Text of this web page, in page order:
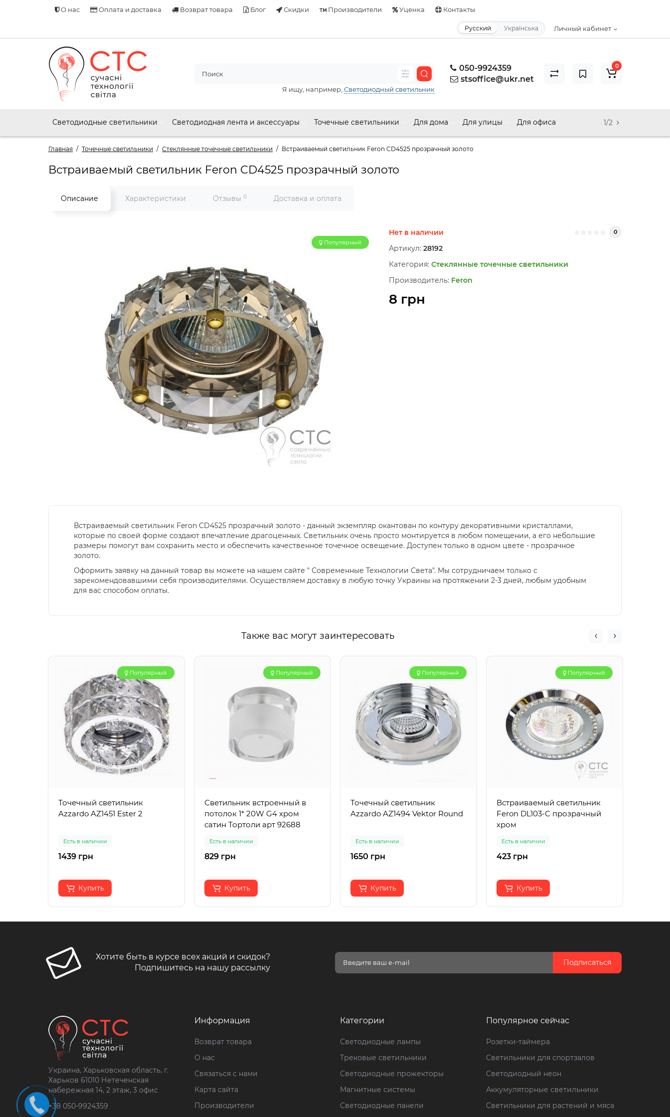
О нас Оплата и доставка Возврат товара Блог Скидки Производители Уценка Контакты
Личный кабинет
Русский Українська
050-9924359
stsoffice@ukr.net
Я ищу, например, Светодиодный светильник
0
Светодиодные светильники Светодиодная лента и аксессуары Точечные светильники Для дома Для улицы Для офиса 1/2
Главная Точечные светильники Стеклянные точечные светильники Встраиваемый светильник Feron CD4525 прозрачный золото
Встраиваемый светильник Feron CD4525 прозрачный золото
Описание Характеристики Отзывы 0 Доставка и оплата
Популярный
Нет в наличии 0
Артикул: 28192
Категория: Стеклянные точечные светильники
Производитель: Feron
8 грн
Встраиваемый светильник Feron CD4525 прозрачный золото - данный экземпляр окантован по контуру декоративными кристаллами,
которые по своей форме создают впечатление драгоценных. Светильник очень просто монтируется в любом помещении, а его небольшие
размеры помогут вам сохранить место и обеспечить качественное точечное освещение. Доступен только в одном цвете - прозрачное
золото.
Оформить заявку на данный товар вы можете на нашем сайте " Современные Технологии Света". Мы сотрудничаем только с
зарекомендовавшими себя производителями. Осуществляем доставку в любую точку Украины на протяжении 2-3 дней, любым удобным
для вас способом оплаты.
Также вас могут заинтересовать
Популярный
Точечный светильник
Azzardo AZ1451 Ester 2
Есть в наличии
1439 грн
Купить
Популярный
Светильник встроенный в
потолок 1* 20W G4 хром
сатин Тортоли арт 92688
Есть в наличии
829 грн
Купить
Популярный
Точечный светильник
Azzardo AZ1494 Vektor Round
Есть в наличии
1650 грн
Купить
Популярный
Встраиваемый светильник
Feron DL103-С прозрачный
хром
Есть в наличии
423 грн
Купить
Хотите быть в курсе всех акций и скидок?
Подпишитесь на нашу рассылку
Подписаться
Украина, Харьковская область, г.
Харьков 61010 Нетеченская
набережная 14, 2 этаж, 3 офис
+38 050-9924359
Информация
Возврат товара
О нас
Связаться с нами
Карта сайта
Производители
Категории
Светодиодные лампы
Трековые светильники
Светодиодные прожекторы
Магнитные системы
Светодиодные панели
Популярное сейчас
Розетки-таймера
Светильники для спортзалов
Светодиодный неон
Аккумуляторные светильники
Светильники для растений и мяса